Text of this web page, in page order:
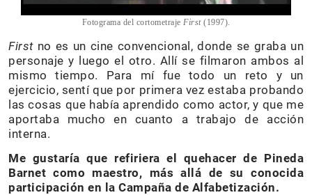
Fotograma del cortometraje First(1997).
Firstno es un cine convencional, donde se graba un
personaje y luego el otro. Allí se filmaron ambos al
mismo tiempo. Para mí fue todo un reto y un
ejercicio, sentí que por primera vez estaba probando
las cosas que había aprendido como actor, y que me
aportaba mucho en cuanto a trabajo de acción
interna.
Me gustaría que refiriera el quehacer de Pineda
Barnet como maestro, más allá de su conocida
participación en la Campaña de Alfabetización.